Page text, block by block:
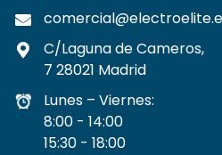
C/Laguna de Cameros,
7 28021 Madrid
Lunes – Viernes:
8:00 - 14:00
15:30 - 18:00